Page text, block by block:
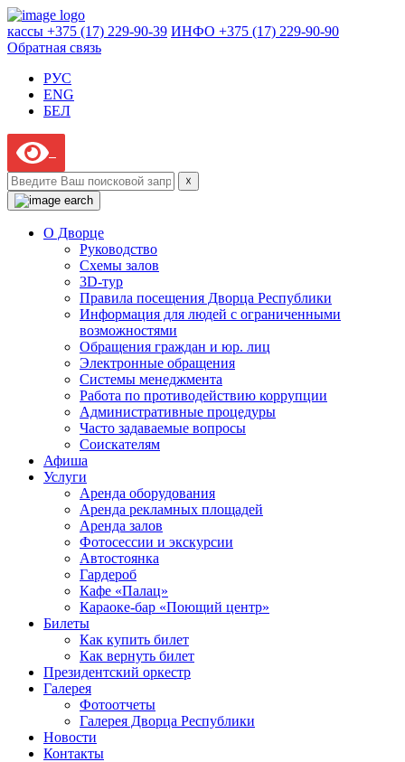
кассы +375 (17) 229-90-39 ИНФО +375 (17) 229-90-90
Обратная связь
РУС
ENG
БЕЛ
☓
О Дворце
Руководство
Схемы залов
3D-тур
Правила посещения Дворца Республики
Информация для людей с ограниченными
возможностями
Обращения граждан и юр. лиц
Электронные обращения
Системы менеджмента
Работа по противодействию коррупции
Административные процедуры
Часто задаваемые вопросы
Соискателям
Афиша
Услуги
Аренда оборудования
Аренда рекламных площадей
Аренда залов
Фотосессии и экскурсии
Автостоянка
Гардероб
Кафе «Палац»
Караоке-бар «Поющий центр»
Билеты
Как купить билет
Как вернуть билет
Президентский оркестр
Галерея
Фотоотчеты
Галерея Дворца Республики
Новости
Контакты